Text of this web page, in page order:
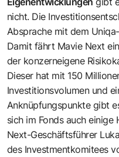
nicht. Die
Absprache mit dem
Damit fährt Mavie Next
der konzerneigene
Dieser hat mit 150
Investitionsvolumen und
Anknüpfungspunkte gibt
sich im Fonds auch einige
Next-Geschäftsführer
des Investmentkomitees